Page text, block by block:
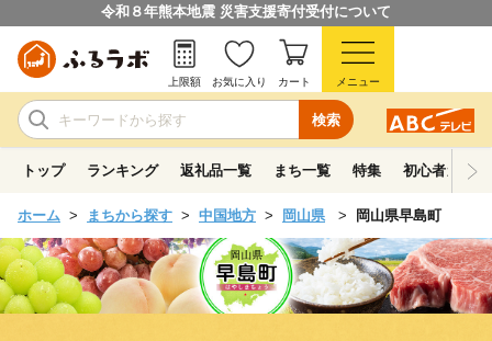
令和８年熊本地震 災害支援寄付受付について
検索
上限額 お気に入り カート メニュー
トップ ランキング 返礼品一覧 まち一覧 特集 初心者ガイド
ホーム まちから探す 中国地方 岡山県 岡山県早島町